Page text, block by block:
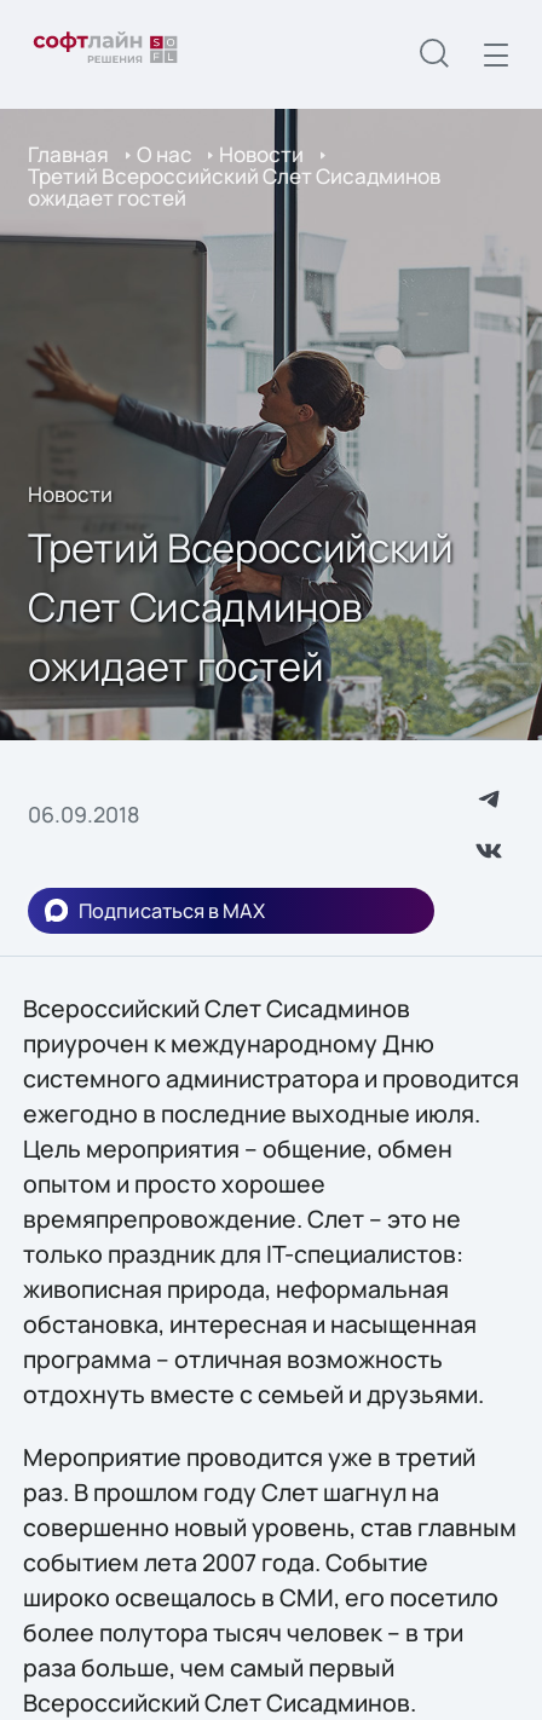
Главная О нас Новости
Третий Всероссийский Слет Сисадминов
ожидает гостей
Новости
Третий Всероссийский
Слет Сисадминов
ожидает гостей
06.09.2018
Подписаться в MAX
Всероссийский Слет Сисадминов
приурочен к международному Дню
системного администратора и проводится
ежегодно в последние выходные июля.
Цель мероприятия – общение, обмен
опытом и просто хорошее
времяпрепровождение. Слет – это не
только праздник для IT-специалистов:
живописная природа, неформальная
обстановка, интересная и насыщенная
программа – отличная возможность
отдохнуть вместе с семьей и друзьями.
Мероприятие проводится уже в третий
раз. В прошлом году Слет шагнул на
совершенно новый уровень, став главным
событием лета 2007 года. Событие
широко освещалось в СМИ, его посетило
более полутора тысяч человек – в три
раза больше, чем самый первый
Всероссийский Слет Сисадминов.